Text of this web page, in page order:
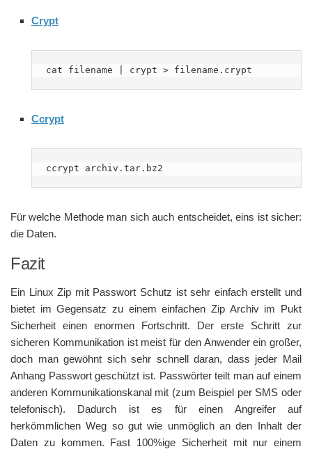
Crypt
cat filename | crypt > filename.crypt
Ccrypt
ccrypt archiv.tar.bz2
Für welche Methode man sich auch entscheidet, eins ist sicher:
die Daten.
Fazit
Ein Linux Zip mit Passwort Schutz ist sehr einfach erstellt und
bietet im Gegensatz zu einem einfachen Zip Archiv im Pukt
Sicherheit einen enormen Fortschritt. Der erste Schritt zur
sicheren Kommunikation ist meist für den Anwender ein großer,
doch man gewöhnt sich sehr schnell daran, dass jeder Mail
Anhang Passwort geschützt ist. Passwörter teilt man auf einem
anderen Kommunikationskanal mit (zum Beispiel per SMS oder
telefonisch). Dadurch ist es für einen Angreifer auf
herkömmlichen Weg so gut wie unmöglich an den Inhalt der
Daten zu kommen. Fast 100%ige Sicherheit mit nur einem